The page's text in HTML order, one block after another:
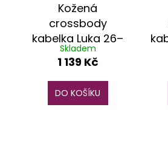
Kožená
crossbody
kabelka Luka 26–
121 žlutá
Skladem
1 139 Kč
DO KOŠÍKU